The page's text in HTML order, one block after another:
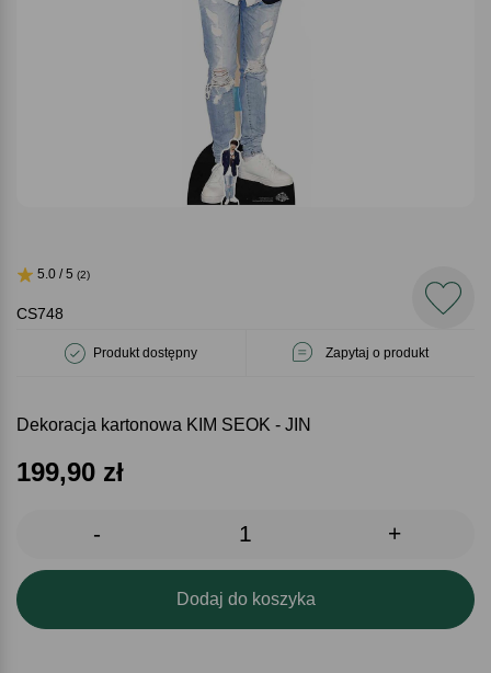
CS748
Produkt dostępny Zapytaj o produkt
5.0 / 5 (2)
Dekoracja kartonowa KIM SEOK - JIN
199,90 zł
- +
Dodaj do koszyka